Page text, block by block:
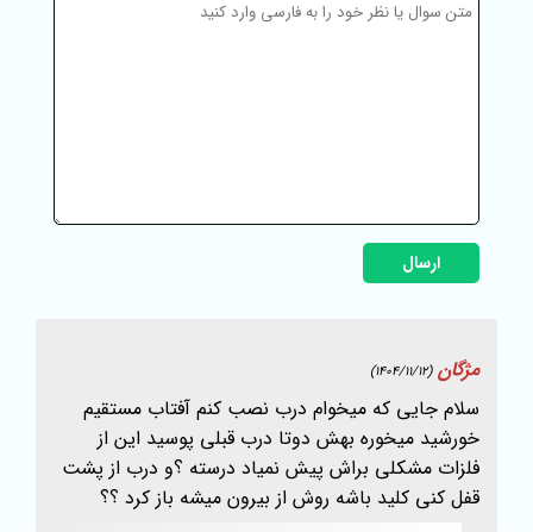
ارسال
مژگان(1404/11/12)
سلام جایی که میخوام درب نصب کنم آفتاب مستقیم
خورشید میخوره بهش دوتا درب قبلی پوسید این از
فلزات مشکلی براش پیش نمیاد درسته ؟و درب از پشت
قفل کنی کلید باشه روش از بیرون میشه باز کرد ؟؟